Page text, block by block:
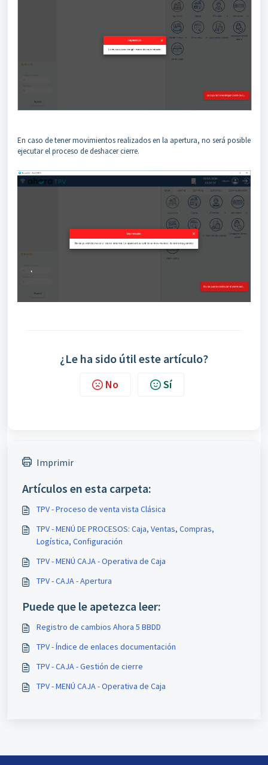
En caso de tener movimientos realizados en la apertura, no será posible
ejecutar el proceso de deshacer cierre.
¿Le ha sido útil este artículo?
No Sí
Imprimir
Artículos en esta carpeta:
TPV - Proceso de venta vista Clásica
TPV - MENÚ DE PROCESOS: Caja, Ventas, Compras,
Logística, Configuración
TPV - MENÚ CAJA - Operativa de Caja
TPV - CAJA - Apertura
Puede que le apetezca leer:
Registro de cambios Ahora 5 BBDD
TPV - Índice de enlaces documentación
TPV - CAJA - Gestión de cierre
TPV - MENÚ CAJA - Operativa de Caja